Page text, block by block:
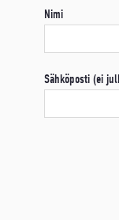
Nimi
Sähköposti (ei